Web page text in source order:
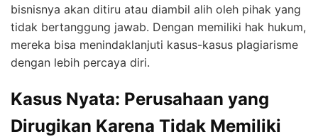
bisnisnya akan ditiru atau diambil alih oleh pihak yang
tidak bertanggung jawab. Dengan memiliki hak hukum,
mereka bisa menindaklanjuti kasus-kasus plagiarisme
dengan lebih percaya diri.
Kasus Nyata: Perusahaan yang
Dirugikan Karena Tidak Memiliki